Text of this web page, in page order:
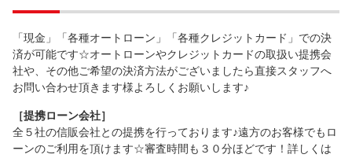
「現金」「各種オートローン」「各種クレジットカード」での決
済が可能です☆オートローンやクレジットカードの取扱い提携会
社や、その他ご希望の決済方法がございましたら直接スタッフへ
お問い合わせ頂きます様よろしくお願いします♪
［提携ローン会社］
全５社の信販会社との提携を行っております♪遠方のお客様でもロ
ーンのご利用を頂けます☆審査時間も３０分ほどです！詳しくは